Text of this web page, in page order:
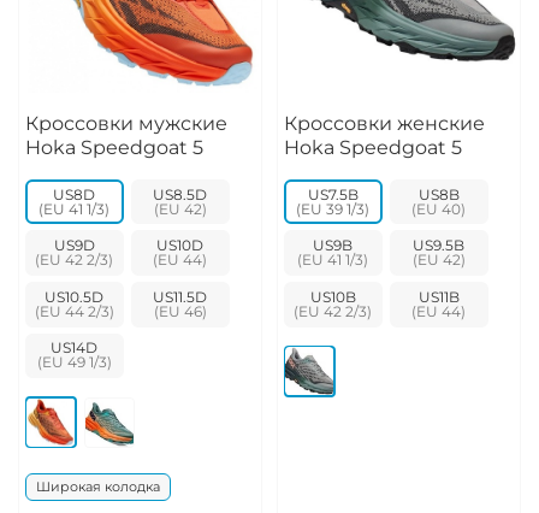
Кроссовки мужские
Hoka Speedgoat 5
US8D US8.5D
US9D US10D
US10.5D US11.5D
US14D
Широкая колодка
Кроссовки женские
Hoka Speedgoat 5
US7.5B US8B
US9B US9.5B
US10B US11B